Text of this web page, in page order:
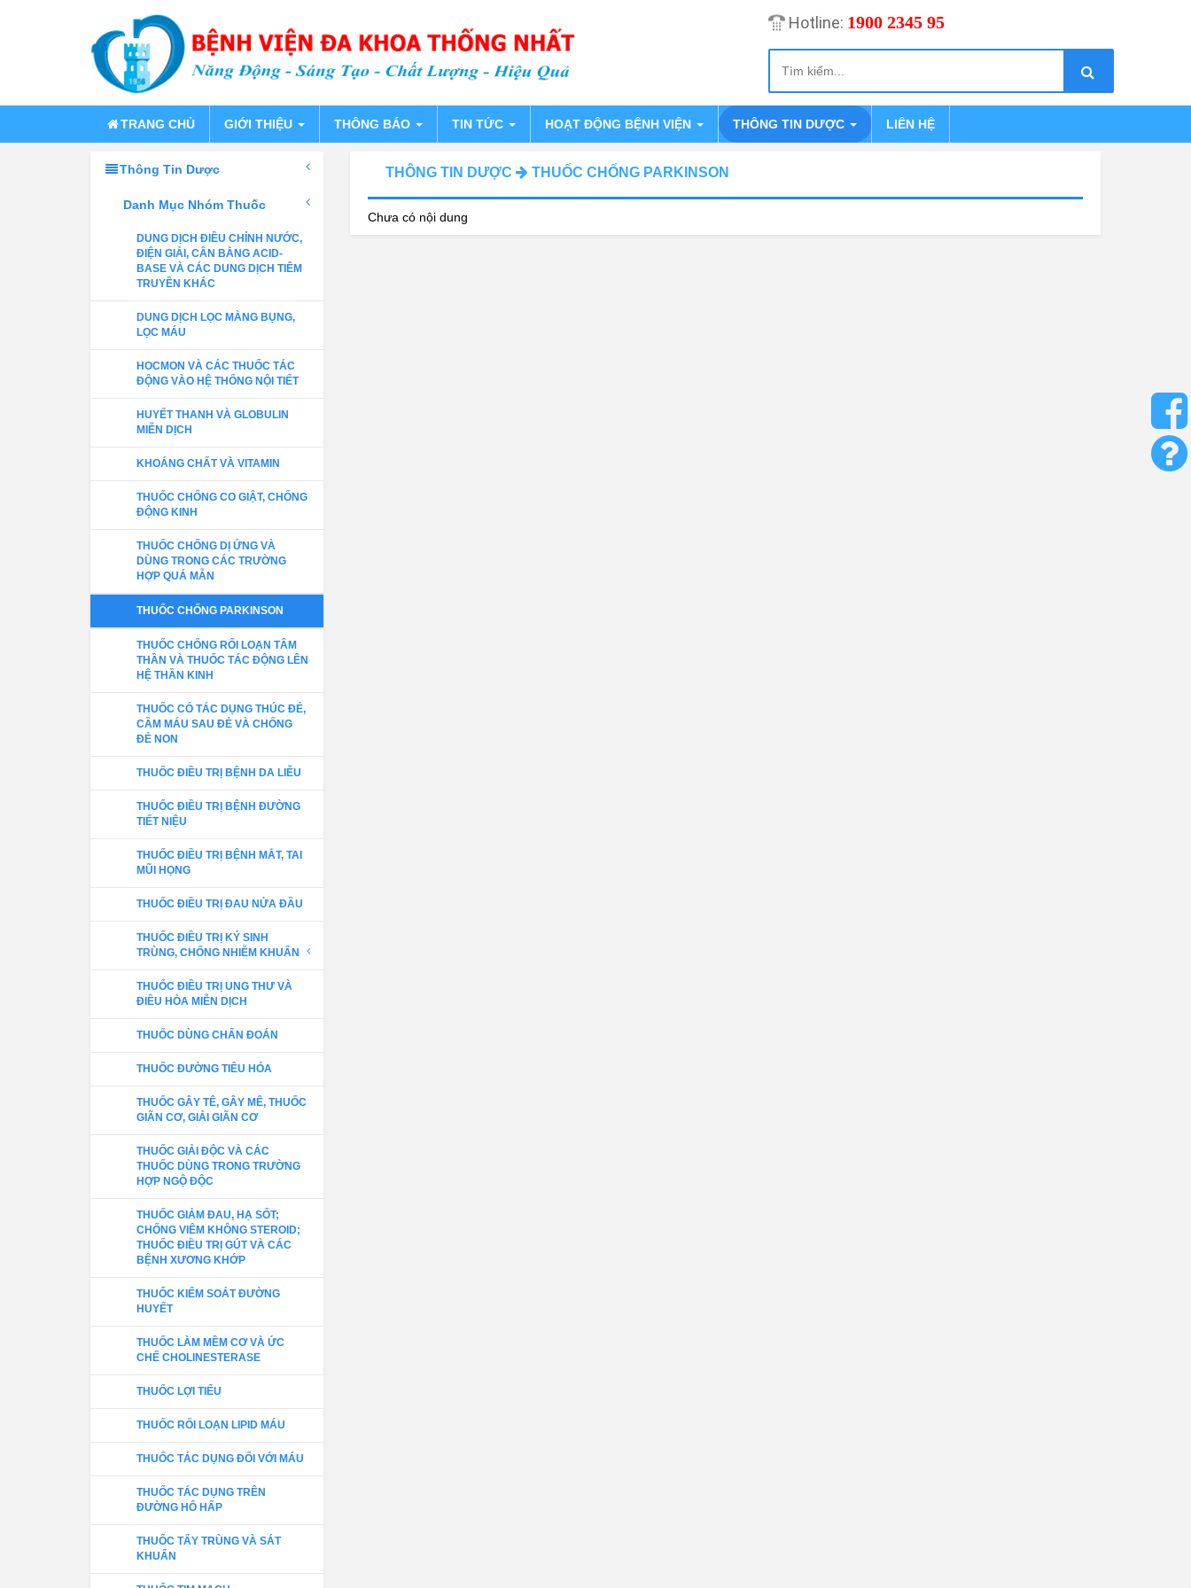
Hotline: 1900 2345 95
TRANG CHỦ GIỚI THIỆU THÔNG BÁO TIN TỨC HOẠT ĐỘNG BỆNH VIỆN THÔNG TIN DƯỢC LIÊN HỆ
Thông Tin Dược
Danh Mục Nhóm Thuốc
DUNG DỊCH ĐIỀU CHỈNH NƯỚC,
ĐIỆN GIẢI, CÂN BẰNG ACID-
BASE VÀ CÁC DUNG DỊCH TIÊM
TRUYỀN KHÁC
DUNG DỊCH LỌC MÀNG BỤNG,
LỌC MÁU
HOCMON VÀ CÁC THUỐC TÁC
ĐỘNG VÀO HỆ THỐNG NỘI TIẾT
HUYẾT THANH VÀ GLOBULIN
MIỄN DỊCH
KHOÁNG CHẤT VÀ VITAMIN
THUỐC CHỐNG CO GIẬT, CHỐNG
ĐỘNG KINH
THUỐC CHỐNG DỊ ỨNG VÀ
DÙNG TRONG CÁC TRƯỜNG
HỢP QUÁ MẪN
THUỐC CHỐNG PARKINSON
THUỐC CHỐNG RỐI LOẠN TÂM
THẦN VÀ THUỐC TÁC ĐỘNG LÊN
HỆ THẦN KINH
THUỐC CÓ TÁC DỤNG THÚC ĐẺ,
CẦM MÁU SAU ĐẺ VÀ CHỐNG
ĐẺ NON
THUỐC ĐIỀU TRỊ BỆNH DA LIỄU
THUỐC ĐIỀU TRỊ BỆNH ĐƯỜNG
TIẾT NIỆU
THUỐC ĐIỀU TRỊ BỆNH MẮT, TAI
MŨI HỌNG
THUỐC ĐIỀU TRỊ ĐAU NỬA ĐẦU
THUỐC ĐIỀU TRỊ KÝ SINH
TRÙNG, CHỐNG NHIỄM KHUẨN
THUỐC ĐIỀU TRỊ UNG THƯ VÀ
ĐIỀU HÒA MIỄN DỊCH
THUỐC DÙNG CHẨN ĐOÁN
THUỐC ĐƯỜNG TIÊU HÓA
THUỐC GÂY TÊ, GÂY MÊ, THUỐC
GIÃN CƠ, GIẢI GIÃN CƠ
THUỐC GIẢI ĐỘC VÀ CÁC
THUỐC DÙNG TRONG TRƯỜNG
HỢP NGỘ ĐỘC
THUỐC GIẢM ĐAU, HẠ SỐT;
CHỐNG VIÊM KHÔNG STEROID;
THUỐC ĐIỀU TRỊ GÚT VÀ CÁC
BỆNH XƯƠNG KHỚP
THUỐC KIỂM SOÁT ĐƯỜNG
HUYẾT
THUỐC LÀM MỀM CƠ VÀ ỨC
CHẾ CHOLINESTERASE
THUỐC LỢI TIỂU
THUỐC RỐI LOẠN LIPID MÁU
THUỐC TÁC DỤNG ĐỐI VỚI MÁU
THUỐC TÁC DỤNG TRÊN
ĐƯỜNG HÔ HẤP
THUỐC TẨY TRÙNG VÀ SÁT
KHUẨN
THÔNG TIN DƯỢC THUỐC CHỐNG PARKINSON
Chưa có nội dung